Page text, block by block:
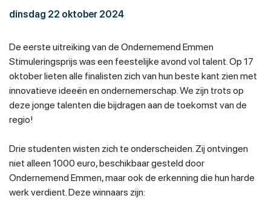
dinsdag 22 oktober 2024
De eerste uitreiking van de Ondernemend Emmen
Stimuleringsprijs was een feestelijke avond vol talent. Op 17
oktober lieten alle finalisten zich van hun beste kant zien met
innovatieve ideeën en ondernemerschap. We zijn trots op
deze jonge talenten die bijdragen aan de toekomst van de
regio!
Drie studenten wisten zich te onderscheiden. Zij ontvingen
niet alleen 1000 euro, beschikbaar gesteld door
Ondernemend Emmen, maar ook de erkenning die hun harde
werk verdient. Deze winnaars zijn: